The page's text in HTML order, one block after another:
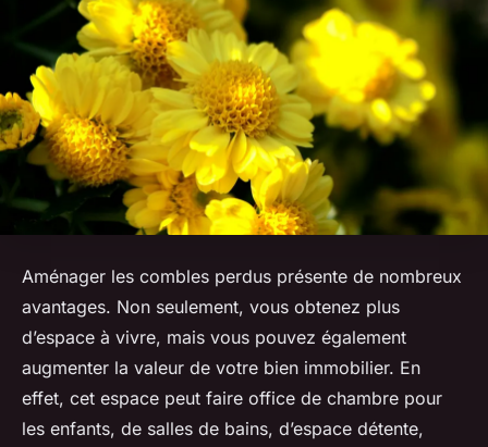
Aménager les combles perdus présente de nombreux
avantages. Non seulement, vous obtenez plus
d’espace à vivre, mais vous pouvez également
augmenter la valeur de votre bien immobilier. En
effet, cet espace peut faire office de chambre pour
les enfants, de salles de bains, d’espace détente,